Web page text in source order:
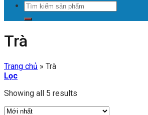
Tìm
kiếm:
Trà
Trang chủ » Trà
Lọc
Showing all 5 results